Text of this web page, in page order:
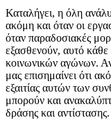
Καταλήγει, η όλη
ακόμη και όταν οι
όταν παραδοσιακές
εξασθενούν, αυτό
κοινωνικών αγώνων.
μας επισημαίνει ότι
εξαιτίας αυτών των
μπορούν και
δράσης και αντίστασης.